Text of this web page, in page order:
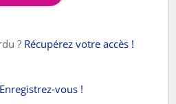
? Récupérez votre accès !
Enregistrez-vous !